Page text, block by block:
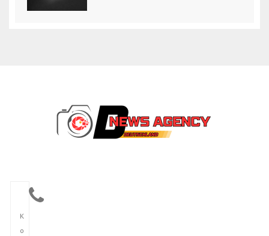
K
o